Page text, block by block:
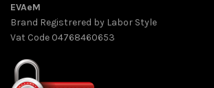
EVAeM
Brand Registrered by Labor Style
Vat Code 04768460653